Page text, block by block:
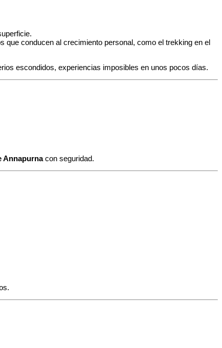
que conducen al crecimiento personal, como el trekking en el
escondidos, experiencias imposibles en unos pocos días.
Annapurnacon seguridad.